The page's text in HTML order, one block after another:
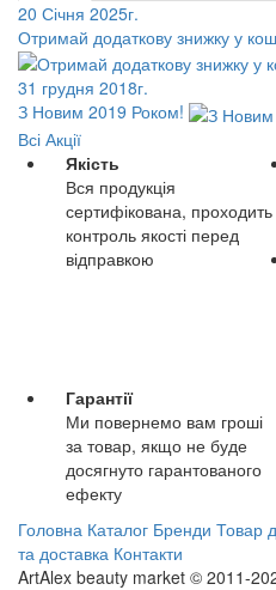
20 Січня 2025г.
Отримай додаткову знижку у
31 грудня 2018г.
З Новим 2019 Роком!
Всі Акції
Якість
Вся продукція
сертифікована, проходить
контроль якості перед
відправкою
Гарантії
Ми повернемо вам гроші
за товар, якщо не буде
досягнуто гарантованого
ефекту
Головна Каталог Бренди Товар
та доставка Контакти
ArtAlex beauty market © 2011-